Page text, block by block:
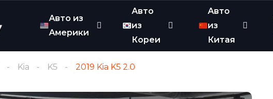
Авто из
Америки
Авто
из
Кореи
Авто
из
Китая
Kia K5 2019 Kia K5 2.0